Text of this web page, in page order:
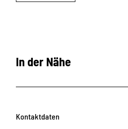
In der Nähe
Kontaktdaten